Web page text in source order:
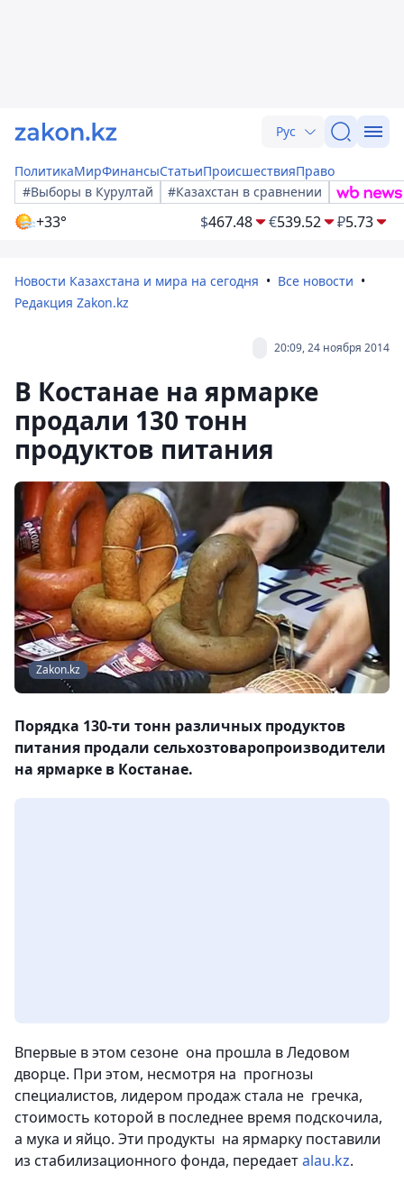
Рус
ПолитикаМирФинансыСтатьиПроисшествияПраво
#Выборы в Курултай
#Казахстан в сравнении
+33° $467.48 €539.52 ₽5.73
Новости Казахстана и мира на сегодня
Все новости
Редакция Zakon.kz
20:09, 24 ноября 2014
В Костанае на ярмарке
продали 130 тонн
продуктов питания
Zakon.kz
Порядка 130-ти тонн различных продуктов
питания продали сельхозтоваропроизводители
на ярмарке в Костанае.
Впервые в этом сезоне она прошла в Ледовом
дворце. При этом, несмотря на прогнозы
специалистов, лидером продаж стала не гречка,
стоимость которой в последнее время подскочила,
а мука и яйцо. Эти продукты на ярмарку поставили
из стабилизационного фонда, передаетalau.kz.